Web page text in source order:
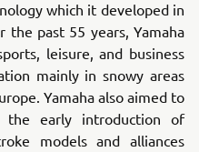
which it developed in
the past 55 years, Yamaha
leisure, and business
mainly in snowy areas
Yamaha also aimed to
the early introduction of
models and alliances